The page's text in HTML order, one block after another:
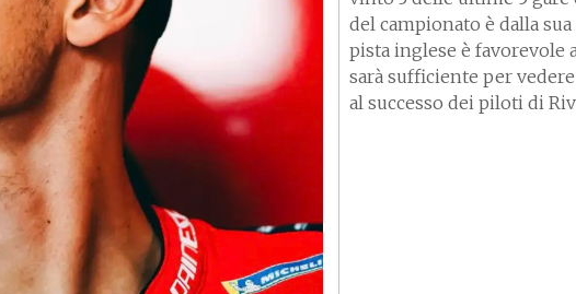
del campionato è dalla sua
pista inglese è favorevole
sarà sufficiente per
al successo dei piloti di